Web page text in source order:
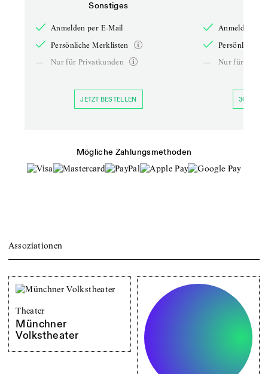
Sonstiges
Anmelden per E-Mail
Persönliche Merklisten
—
Nur für Privatkunden
JETZT BESTELLEN
Anmelden
Persönliche
—
Nur für
30 TAGE
Mögliche Zahlungsmethoden
Assoziationen
Theater
Münchner
Volkstheater